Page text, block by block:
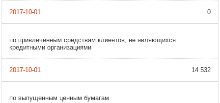
0
по привлеченным средствам клиентов, не являющихся
кредитными организациями
14 532
по выпущенным ценным бумагам